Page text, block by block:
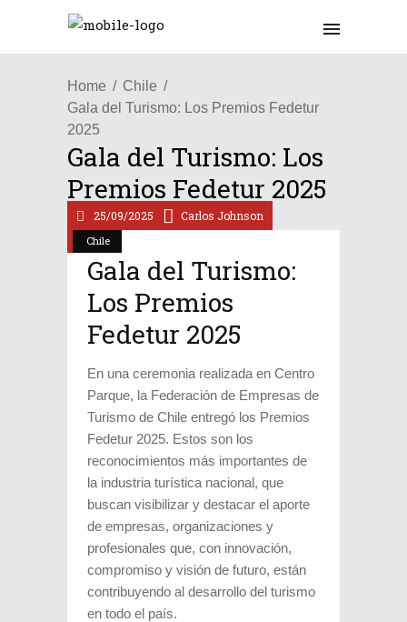
Home
Chile
Gala del Turismo: Los Premios Fedetur
2025
Gala del Turismo: Los
Premios Fedetur 2025
Chile
25/09/2025 Carlos Johnson
Gala del Turismo:
Los Premios
Fedetur 2025
En una ceremonia realizada en Centro
Parque, la Federación de Empresas de
Turismo de Chile entregó los Premios
Fedetur 2025. Estos son los
reconocimientos más importantes de
la industria turística nacional, que
buscan visibilizar y destacar el aporte
de empresas, organizaciones y
profesionales que, con innovación,
compromiso y visión de futuro, están
contribuyendo al desarrollo del turismo
en todo el país.